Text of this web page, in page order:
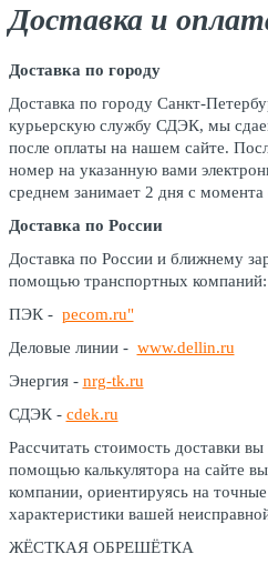
Доставка и
Доставка по городу
Доставка по городу Санкт-
курьерскую службу СДЭК, мы
после оплаты на нашем сайте.
номер на указанную вами
среднем занимает 2 дня с момента
Доставка по России
Доставка по России и ближнему
помощью транспортных компаний:
ПЭК - pecom.ru"
Деловые линии - www.dellin.ru
Энергия - nrg-tk.ru
СДЭК - cdek.ru
Рассчитать стоимость доставки
помощью калькулятора на сайте
компании, ориентируясь на
характеристики вашей
ЖЁСТКАЯ ОБРЕШЁТКА